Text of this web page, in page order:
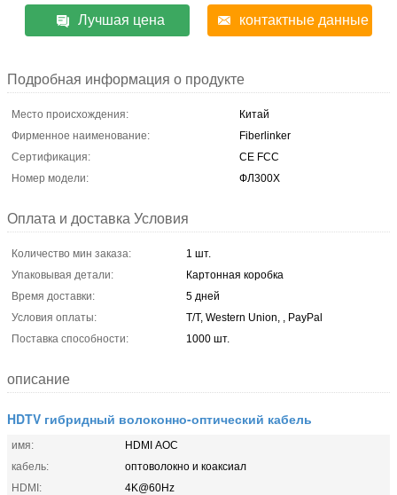
Лучшая цена контактные данные
Подробная информация о продукте
Место происхождения:
Китай
Фирменное наименование:
Fiberlinker
Сертификация:
CE FCC
Номер модели:
ФЛ300Х
Оплата и доставка Условия
Количество мин заказа:
1 шт.
Упаковывая детали:
Картонная коробка
Время доставки:
5 дней
Условия оплаты:
T/T, Western Union, , PayPal
Поставка способности:
1000 шт.
описание
HDTV гибридный волоконно-оптический кабель
имя:
HDMI АОС
кабель:
оптоволокно и коаксиал
HDMI:
4K@60Hz